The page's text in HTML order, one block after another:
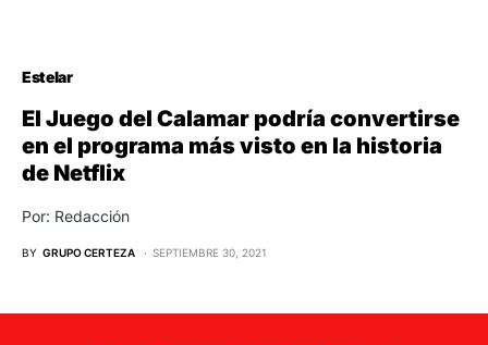
Estelar
El Juego del Calamar podría convertirse
en el programa más visto en la historia
de Netflix
Por: Redacción
BY GRUPO CERTEZA SEPTIEMBRE 30, 2021